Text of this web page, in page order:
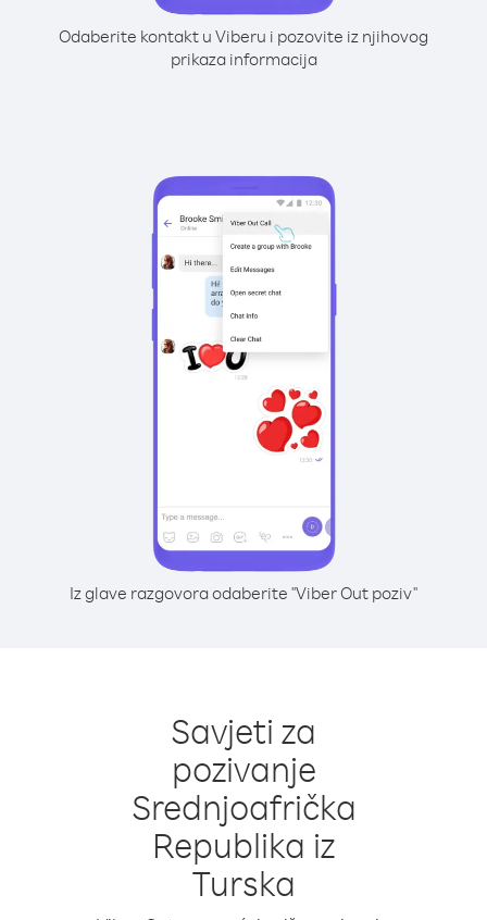
Odaberite kontakt u Viberu i pozovite iz njihovog
prikaza informacija
Iz glave razgovora odaberite "Viber Out poziv"
Savjeti za
pozivanje
Srednjoafrička
Republika iz
Turska